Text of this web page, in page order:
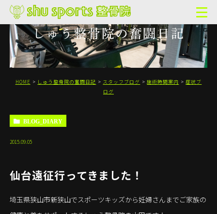
しゅう整骨院の奮闘日記
HOME しゅう整骨院の奮闘日記 スタッフブログ 施術時間案内
症状ブ
ログ
BLOG_DIARY
2015.09.05
仙台遠征行ってきました！
埼玉県狭山市新狭山でスポーツキッズから妊婦さんまでご家族の